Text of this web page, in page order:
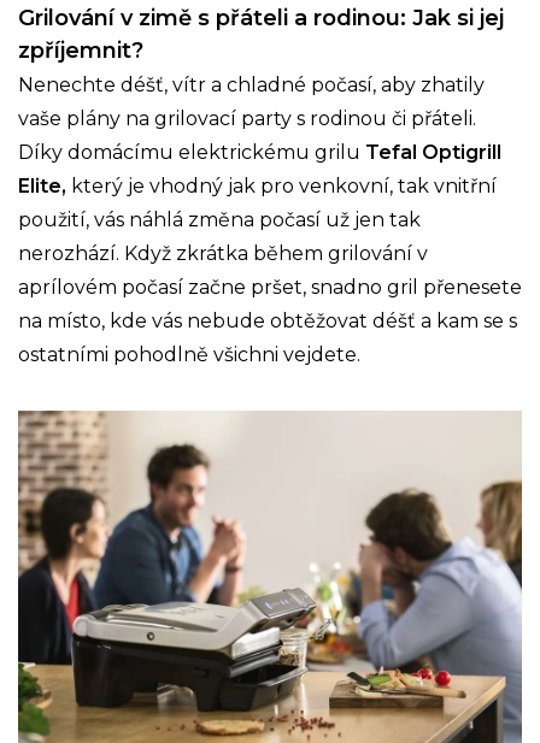
Grilování v zimě s přáteli a rodinou: Jak si jej
zpříjemnit?
Nenechte déšť, vítr a chladné počasí, aby zhatily
vaše plány na grilovací party s rodinou či přáteli.
Díky domácímu elektrickému grilu Tefal Optigrill
Elite, který je vhodný jak pro venkovní, tak vnitřní
použití, vás náhlá změna počasí už jen tak
nerozhází. Když zkrátka během grilování v
aprílovém počasí začne pršet, snadno gril přenesete
na místo, kde vás nebude obtěžovat déšť a kam se s
ostatními pohodlně všichni vejdete.